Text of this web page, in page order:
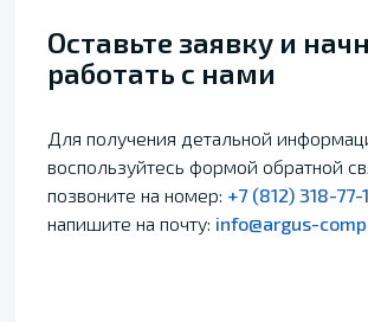
Оставьте заявку и
работать с нами
Для получения детальной
воспользуйтесь формой обратной
позвоните на номер: +7 (812) 318-77-
напишите на почту: info@argus-